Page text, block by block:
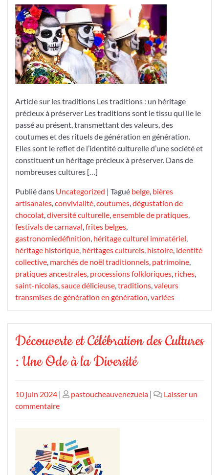
les
traditions
:
un
héritage
culturel
à
Article sur les traditions Les traditions : un héritage
précieux à préserver Les traditions sont le tissu qui lie le
passé au présent, transmettant des valeurs, des
coutumes et des rituels de génération en génération.
Elles sont le reflet de l’identité culturelle d’une société et
constituent un héritage précieux à préserver. Dans de
nombreuses cultures […]
Publié dans Uncategorized | Tagué belge, bières
artisanales,convivialité,coutumes,dégustation de
chocolat,diversité culturelle,ensemble de pratiques,
festivals de carnaval,frites belges,
gastronomiedéfinition, héritage culturel immatériel,
héritage historique, héritages culturels, histoire, identité
collective, marchés de noël traditionnels, patrimoine,
pratiques ancestrales, processions folkloriques, riches,
saint-nicolas,sauce délicieuse,traditions,valeurs
transmises de génération en génération,variées
Découverte et Célébration des Cultures
: Une Ode à la Diversité
Publié
le
10 juin 2024 | Publié
pastoucheauvenezuela |
Laisser un
commentairesur
Célébration
des
Cultures